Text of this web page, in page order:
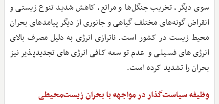
سوی دیگر، تخریب جنگل‌ها و مراتع، کاهش شدید تنوع زیستی و
انقراض گونه‌های مختلف گیاهی و جانوری از دیگر پیامدهای بحران
محیط‌ زیست در کشور است. ناترازی انرژی به دلیل مصرف بالای
انرژی‌های فسیلی و عدم توسعه کافی انرژی‌های تجدیدپذیر نیز
بحران را تشدید کرده است.
وظیفه سیاست‌گذار در مواجهه با بحران زیست‌محیطی